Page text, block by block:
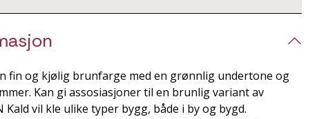
fin og kjølig brunfarge med en grønnlig undertone og
Kan gi assosiasjoner til en brunlig variant av
Kald vil kle ulike typer bygg, både i by og bygd.